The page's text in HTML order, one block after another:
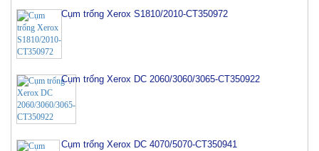
Cụm trống Xerox S1810/2010-CT350972
Cụm trống Xerox DC 2060/3060/3065-CT350922
Cụm trống Xerox DC 4070/5070-CT350941